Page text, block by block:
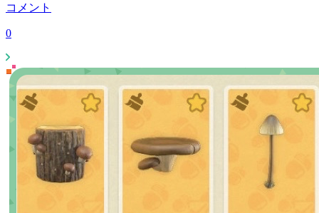
コメント
0